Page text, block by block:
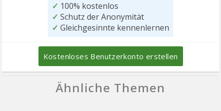
✓ 100% kostenlos
✓ Schutz der Anonymität
✓ Gleichgesinnte kennenlernen
Kostenloses Benutzerkonto erstellen
Ähnliche Themen